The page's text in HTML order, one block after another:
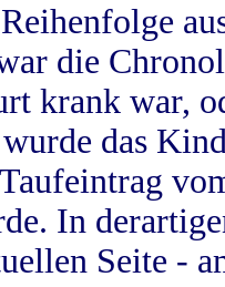
die
krank war,
das
In
Seite -